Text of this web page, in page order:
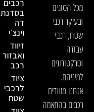
מכל הסוגים
ובעיקר רכבי
שטח, רכבי
עבודה
וטרקטורונים
למיניהם.
אנחנו מזוודים
רכבים בהתאמה
רכבים
בסדנת
דה
וינצ׳י
זיווד
ואבזור
רכב
ציוד
לרכבי
שטח